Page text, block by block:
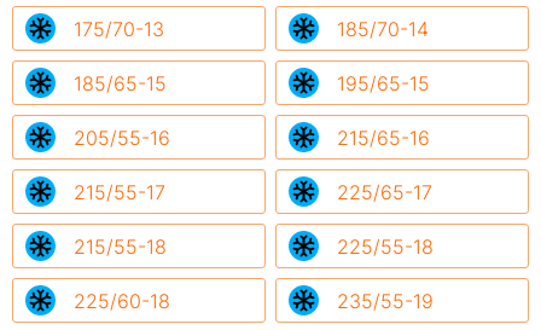
175/70-13 185/70-14
185/65-15 195/65-15
205/55-16 215/65-16
215/55-17 225/65-17
215/55-18 225/55-18
225/60-18 235/55-19